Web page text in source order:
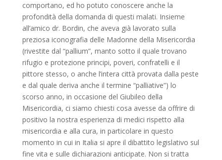
comportano, ed ho potuto conoscere anche la
profondità della domanda di questi malati. Insieme
all’amico dr. Bordin, che aveva già lavorato sulla
preziosa iconografia delle Madonne della Misericordia
(rivestite dal “pallium”, manto sotto il quale trovano
rifugio e protezione principi, poveri, confratelli e il
pittore stesso, o anche l’intera città provata dalla peste
e dal quale deriva anche il termine “palliative”) lo
scorso anno, in occasione del Giubileo della
Misericordia, ci siamo chiesti cosa avesse da offrire di
positivo la nostra esperienza di medici rispetto alla
misericordia e alla cura, in particolare in questo
momento in cui in Italia si apre il dibattito legislativo sul
fine vita e sulle dichiarazioni anticipate. Non si tratta